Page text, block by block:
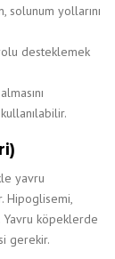
solunum yollarını
desteklemek
yavru
Hipoglisemi,
köpeklerde
gerekir.